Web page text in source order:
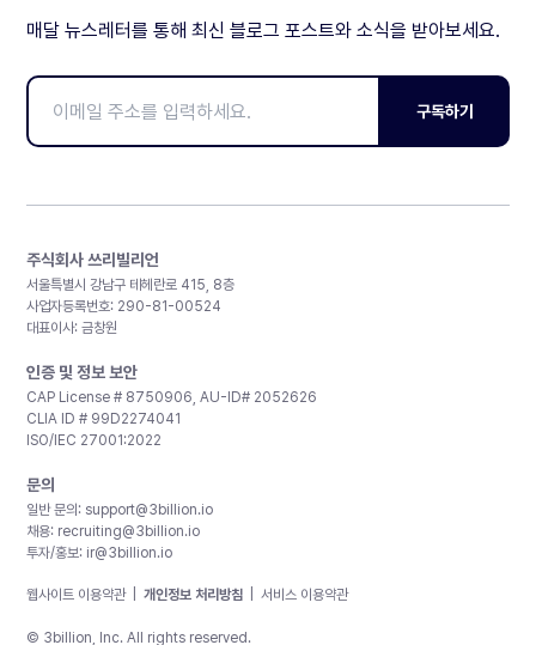
매달 뉴스레터를 통해 최신 블로그 포스트와 소식을 받아보세요.
구독하기
주식회사 쓰리빌리언
서울특별시 강남구 테헤란로 415, 8층
사업자등록번호: 290-81-00524
대표이사: 금창원
인증 및 정보 보안
CAP License # 8750906, AU-ID# 2052626
CLIA ID # 99D2274041
ISO/IEC 27001:2022
문의
일반 문의: support@3billion.io
채용: recruiting@3billion.io
투자/홍보: ir@3billion.io
웹사이트 이용약관 개인정보 처리방침 서비스 이용약관
© 3billion, Inc. All rights reserved.